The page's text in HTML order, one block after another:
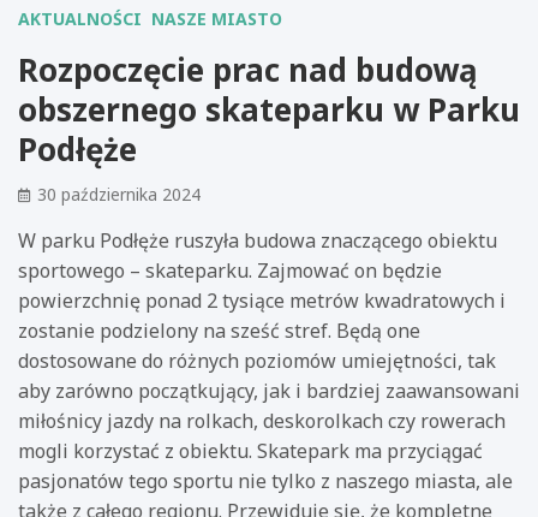
AKTUALNOŚCI NASZE MIASTO
Rozpoczęcie prac nad budową
obszernego skateparku w Parku
Podłęże
30 października 2024
W parku Podłęże ruszyła budowa znaczącego obiektu
sportowego – skateparku. Zajmować on będzie
powierzchnię ponad 2 tysiące metrów kwadratowych i
zostanie podzielony na sześć stref. Będą one
dostosowane do różnych poziomów umiejętności, tak
aby zarówno początkujący, jak i bardziej zaawansowani
miłośnicy jazdy na rolkach, deskorolkach czy rowerach
mogli korzystać z obiektu. Skatepark ma przyciągać
pasjonatów tego sportu nie tylko z naszego miasta, ale
także z całego regionu. Przewiduje się, że kompletne